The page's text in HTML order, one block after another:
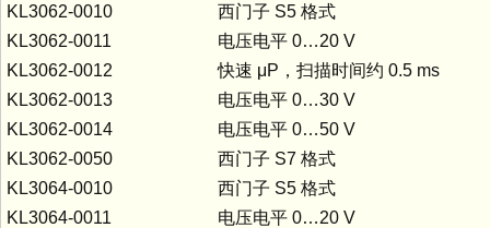
KL3062-0010
西门子 S5 格式
KL3062-0011
电压电平 0…20 V
KL3062-0012
快速 μP，扫描时间约 0.5 ms
KL3062-0013
电压电平 0…30 V
KL3062-0014
电压电平 0…50 V
KL3062-0050
西门子 S7 格式
KL3064-0010
西门子 S5 格式
KL3064-0011
电压电平 0…20 V